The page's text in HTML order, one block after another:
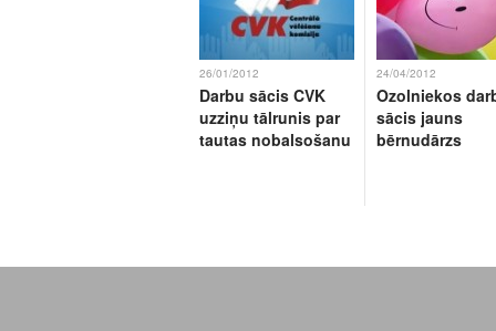
26/01/2012
Darbu sācis CVK
uzziņu tālrunis par
tautas nobalsošanu
24/04/2012
Ozolniekos
sācis jauns
bērnudārzs